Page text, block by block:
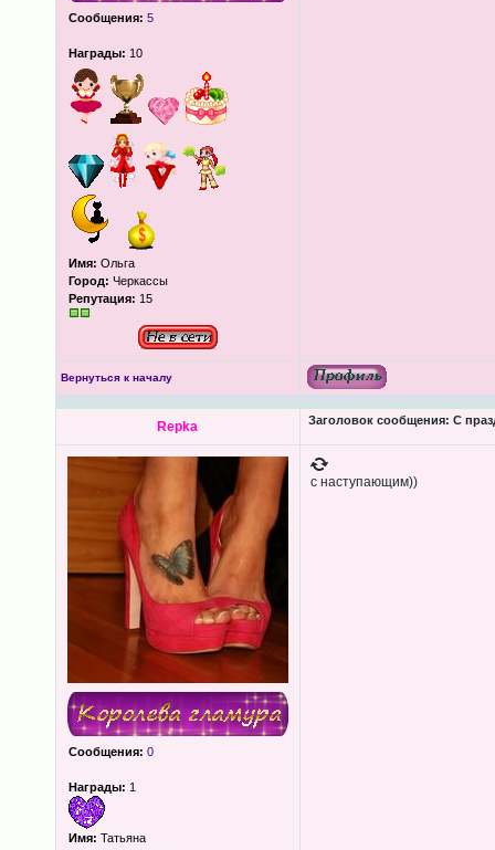
Сообщения: 5
Награды: 10
Имя: Ольга
Город: Черкассы
Репутация: 15
Вернуться к началу
Repka Заголовок сообщения: С
Сообщения: 0
Награды: 1
Имя: Татьяна
с наступающим))